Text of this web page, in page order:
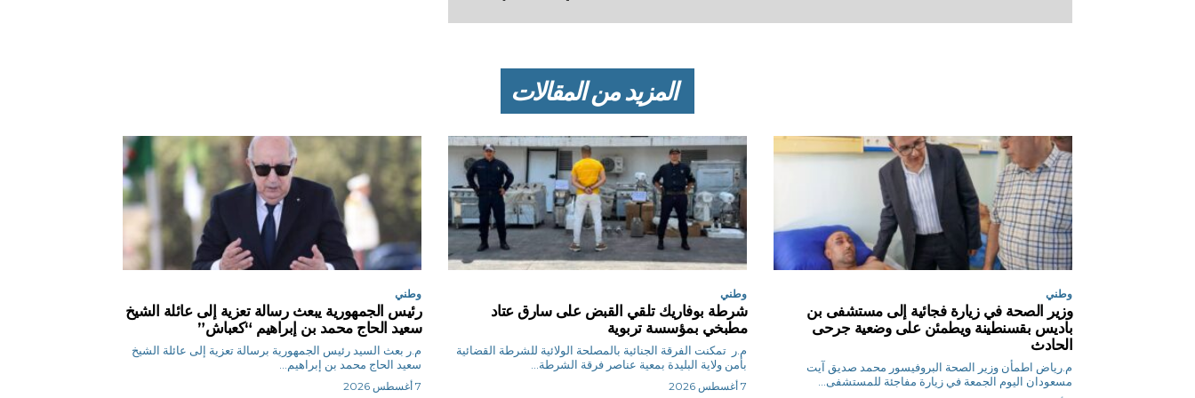
المزيد من المقالات
وطني
وزير الصحة في زيارة فجائية إلى مستشفى بن
باديس بقسنطينة ويطمئن على وضعية جرحى
الحادث
م.رياض اطمأن وزير الصحة البروفيسور محمد صديق آيت
مسعودان اليوم الجمعة في زيارة مفاجئة للمستشفى...
وطني
شرطة بوفاريك تلقي القبض على سارق عتاد
مطبخي بمؤسسة تربوية
م.ر تمكنت الفرقة الجنائية بالمصلحة الولائية للشرطة القضائية
بأمن ولاية البليدة بمعية عناصر فرقة الشرطة...
7 أغسطس 2026
وطني
رئيس الجمهورية يبعث رسالة تعزية إلى عائلة الشيخ
سعيد الحاج محمد بن إبراهيم “كعباش”
م.ر بعث السيد رئيس الجمهورية برسالة تعزية إلى عائلة الشيخ
سعيد الحاج محمد بن إبراهيم...
7 أغسطس 2026